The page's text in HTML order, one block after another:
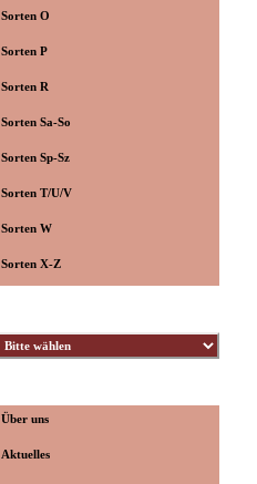
Sorten O
Sorten P
Sorten R
Sorten Sa-So
Sorten Sp-Sz
Sorten T/U/V
Sorten W
Sorten X-Z
Über uns
Aktuelles